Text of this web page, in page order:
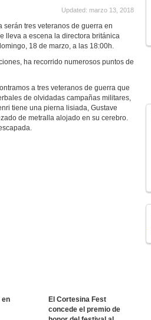
Updated: marzo 13, 2018
serán tres veteranos de guerra en
lleva a escena la directora británica
18 de marzo, a las 18:00h.
ha recorrido numerosos puntos de
a tres veteranos de guerra que
de olvidadas campañas militares,
tiene una pierna lisiada, Gustave
de metralla alojado en su cerebro.
en
El Cortesina Fest
concede el premio de